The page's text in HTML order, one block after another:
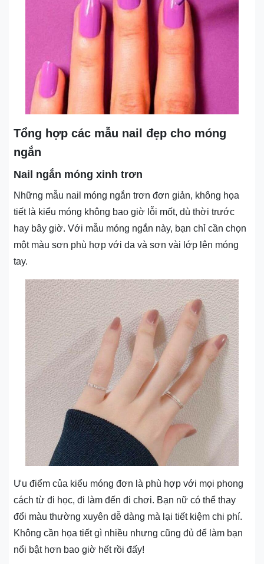
Tổng hợp các mẫu nail đẹp cho móng
ngắn
Nail ngắn móng xinh trơn
Những mẫu nail móng ngắn trơn đơn giản, không họa
tiết là kiểu móng không bao giờ lỗi mốt, dù thời trước
hay bây giờ. Với mẫu móng ngắn này, bạn chỉ cần chọn
một màu sơn phù hợp với da và sơn vài lớp lên móng
tay.
Ưu điểm của kiểu móng đơn là phù hợp với mọi phong
cách từ đi học, đi làm đến đi chơi. Bạn nữ có thể thay
đổi màu thường xuyên dễ dàng mà lại tiết kiệm chi phí.
Không cần họa tiết gì nhiều nhưng cũng đủ để làm bạn
nổi bật hơn bao giờ hết rồi đấy!